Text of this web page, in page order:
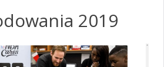
2019